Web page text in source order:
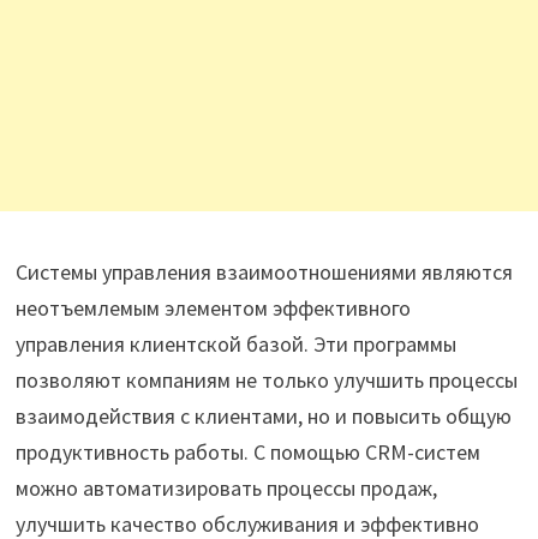
Системы управления взаимоотношениями являются
неотъемлемым элементом эффективного
управления клиентской базой. Эти программы
позволяют компаниям не только улучшить процессы
взаимодействия с клиентами, но и повысить общую
продуктивность работы. С помощью CRM-систем
можно автоматизировать процессы продаж,
улучшить качество обслуживания и эффективно